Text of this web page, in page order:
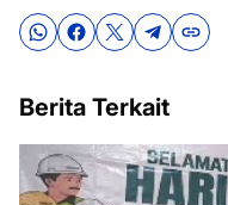
Berita Terkait